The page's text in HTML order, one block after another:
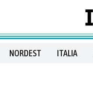
NORDEST ITALIA